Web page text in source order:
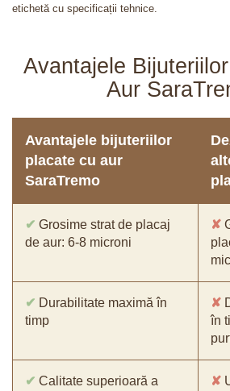
etichetă cu specificații tehnice.
Avantajele
Aur
Avantajele bijuteriilor
placate cu aur
SaraTremo
✔ Grosime strat de placaj
de aur: 6-8 microni
✘
✔ Durabilitate maximă în
timp
✘
în
✔ Calitate superioară a
✘